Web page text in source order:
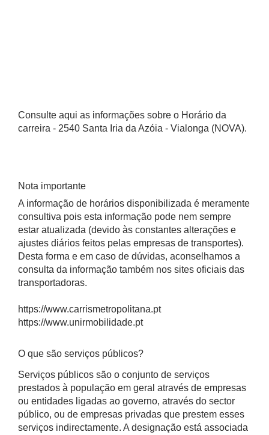
Consulte aqui as informações sobre o Horário da
carreira - 2540 Santa Iria da Azóia - Vialonga (NOVA).
Nota importante
A informação de horários disponibilizada é meramente
consultiva pois esta informação pode nem sempre
estar atualizada (devido às constantes alterações e
ajustes diários feitos pelas empresas de transportes).
Desta forma e em caso de dúvidas, aconselhamos a
consulta da informação também nos sites oficiais das
transportadoras.
https://www.carrismetropolitana.pt
https://www.unirmobilidade.pt
O que são serviços públicos?
Serviços públicos são o conjunto de serviços
prestados à população em geral através de empresas
ou entidades ligadas ao governo, através do sector
público, ou de empresas privadas que prestem esses
serviços indirectamente. A designação está associada